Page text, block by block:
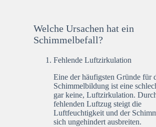
Welche Ursachen hat ein
Schimmelbefall?
Fehlende Luftzirkulation
Eine der häufigsten Gründe für
Schimmelbildung ist eine
gar keine, Luftzirkulation.
fehlenden Luftzug steigt die
Luftfeuchtigkeit und der
sich ungehindert ausbreiten.